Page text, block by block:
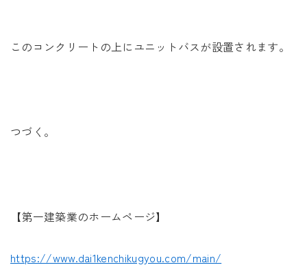
このコンクリートの上にユニットバスが設置されます。
つづく。
【第一建築業のホームページ】
https://www.dai1kenchikugyou.com/main/